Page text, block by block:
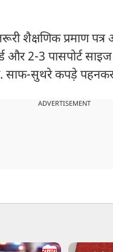
शैक्षणिक प्रमाण पत्र
और 2-3 पासपोर्ट
साफ-सुथरे कपड़े
ADVERTISEMENT